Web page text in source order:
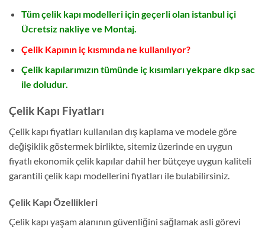
Tüm çelik kapı modelleri için geçerli olan istanbul içi
Ücretsiz nakliye ve Montaj.
Çelik Kapının iç kısmında ne kullanılıyor?
Çelik kapılarımızın tümünde iç kısımları yekpare dkp sac
ile doludur.
Çelik Kapı Fiyatları
Çelik kapı fiyatları kullanılan dış kaplama ve modele göre
değişiklik göstermek birlikte, sitemiz üzerinde en uygun
fiyatlı ekonomik çelik kapılar dahil her bütçeye uygun kaliteli
garantili çelik kapı modellerini fiyatları ile bulabilirsiniz.
Çelik Kapı Özellikleri
Çelik kapı yaşam alanının güvenliğini sağlamak asli görevi